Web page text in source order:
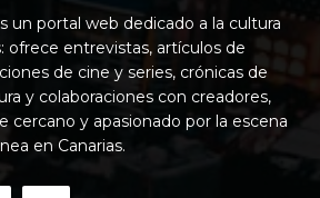
un portal web dedicado a la cultura
ofrece entrevistas, artículos de
de cine y series, crónicas de
y colaboraciones con creadores,
cercano y apasionado por la escena
en Canarias.